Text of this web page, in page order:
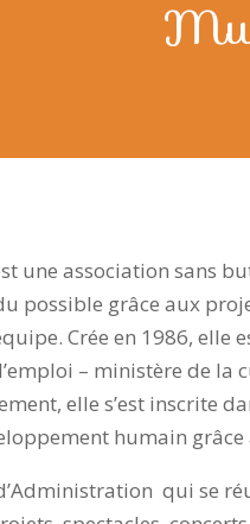
une association
possible grâce aux
Crée en 1986,
– ministère de
elle s’est inscrite
humain grâce
qui se